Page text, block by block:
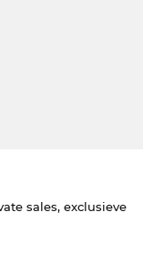
sales, exclusieve